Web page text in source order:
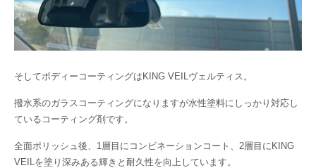
そしてボディーコーティングはKING VEILヴェルティス。
撥水系のガラスコーティングになりますが水性塗料にしっかり対応し
ているコーティング剤です。
全面ポリッシュ後、1層目にコンビネーションコート、2層目にKING
VEILを塗り深みある輝きと耐久性を向上しています。